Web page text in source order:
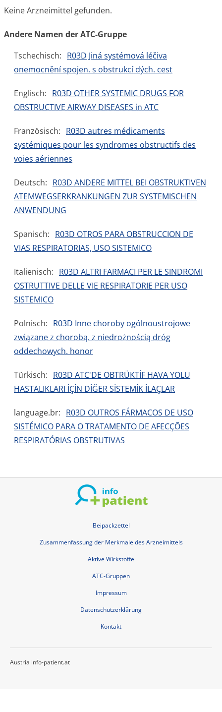
Keine Arzneimittel gefunden.
Andere Namen der ATC-Gruppe
Tschechisch: R03D Jiná systémová léčiva
onemocnění spojen. s obstrukcí dých. cest
Englisch: R03D OTHER SYSTEMIC DRUGS FOR
OBSTRUCTIVE AIRWAY DISEASES in ATC
Französisch: R03D autres médicaments
systémiques pour les syndromes obstructifs des
voies aériennes
Deutsch: R03D ANDERE MITTEL BEI OBSTRUKTIVEN
ATEMWEGSERKRANKUNGEN ZUR SYSTEMISCHEN
ANWENDUNG
Spanisch: R03D OTROS PARA OBSTRUCCION DE
VIAS RESPIRATORIAS, USO SISTEMICO
Italienisch: R03D ALTRI FARMACI PER LE SINDROMI
OSTRUTTIVE DELLE VIE RESPIRATORIE PER USO
SISTEMICO
Polnisch: R03D Inne choroby ogólnoustrojowe
związane z chorobą. z niedrożnością dróg
oddechowych. honor
Türkisch: R03D ATC'DE OBTRÜKTİF HAVA YOLU
HASTALIKLARI İÇİN DİĞER SİSTEMİK İLAÇLAR
language.br: R03D OUTROS FÁRMACOS DE USO
SISTÉMICO PARA O TRATAMENTO DE AFECÇÕES
RESPIRATÓRIAS OBSTRUTIVAS
Beipackzettel
Zusammenfassung der Merkmale des Arzneimittels
Aktive Wirkstoffe
ATC-Gruppen
Impressum
Datenschutzerklärung
Kontakt
Austria info-patient.at